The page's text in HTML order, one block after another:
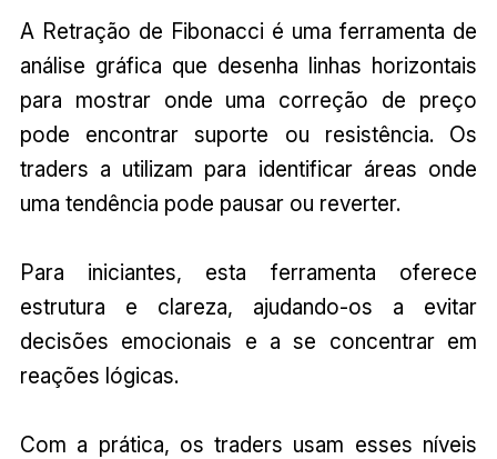
A Retração de Fibonacci é uma ferramenta de
análise gráfica que desenha linhas horizontais
para mostrar onde uma correção de preço
pode encontrar suporte ou resistência. Os
traders a utilizam para identificar áreas onde
uma tendência pode pausar ou reverter.
Para iniciantes, esta ferramenta oferece
estrutura e clareza, ajudando-os a evitar
decisões emocionais e a se concentrar em
reações lógicas.
Com a prática, os traders usam esses níveis